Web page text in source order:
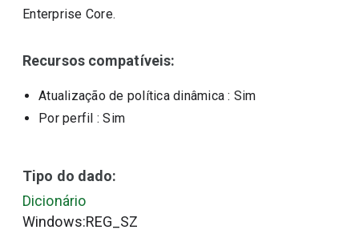
Enterprise Core.
Recursos compatíveis:
Atualização de política dinâmica : Sim
Por perfil : Sim
Tipo do dado:
Dicionário
Windows:REG_SZ